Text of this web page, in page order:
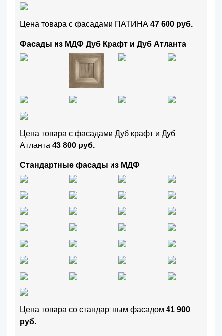
Цена товара с фасадами ПАТИНА 47 600 руб.
Фасады из МДФ Дуб Крафт и Дуб Атланта
Цена товара с фасадами Дуб крафт и Дуб
Атланта 43 800 руб.
Стандартные фасады из МДФ
Цена товара cо стандартным фасадом 41 900
руб.